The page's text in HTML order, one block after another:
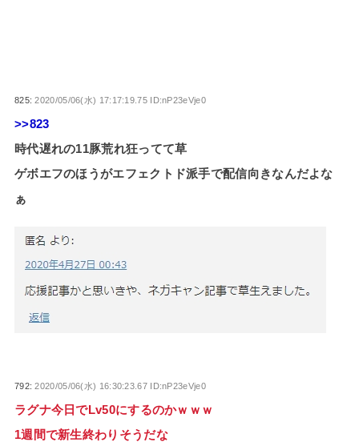
825:2020/05/06(水) 17:17:19.75 ID:nP23eVje0
>>823
時代遅れの11豚荒れ狂ってて草
ゲボエフのほうがエフェクトド派手で配信向きなんだよな
ぁ
792:2020/05/06(水) 16:30:23.67 ID:nP23eVje0
ラグナ今日でLv50にするのかｗｗｗ
1週間で新生終わりそうだな